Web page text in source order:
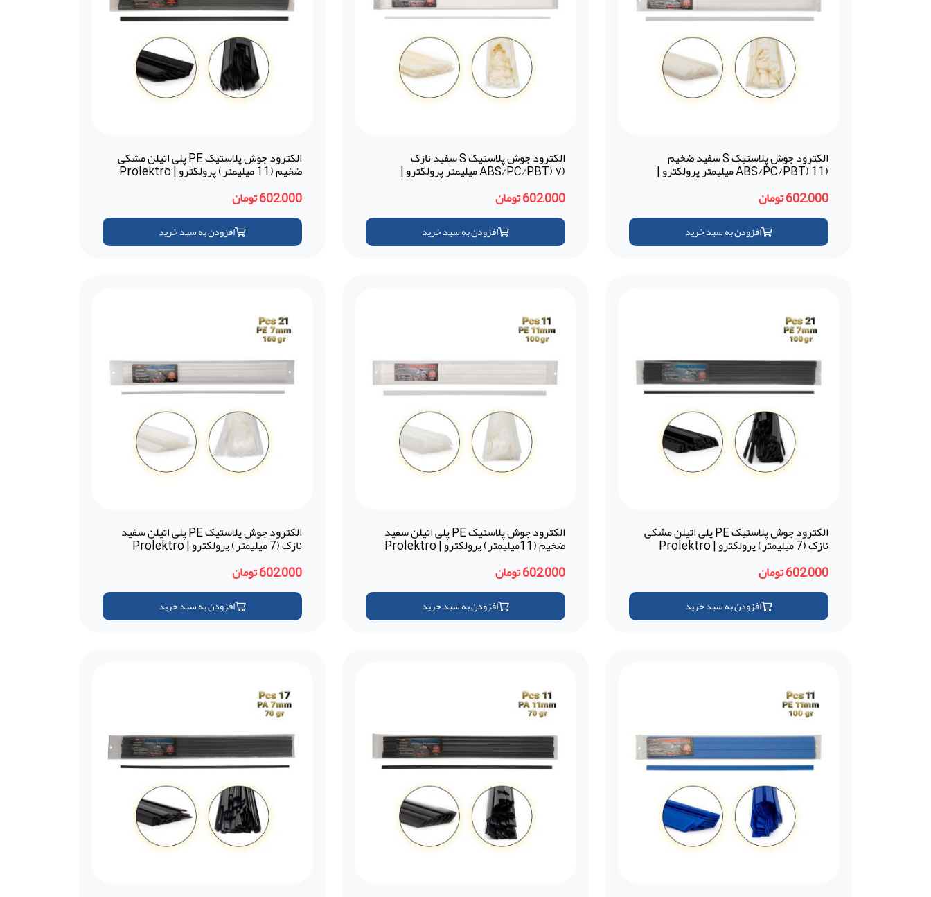
الکترود جوش پلاستیک S سفید ضخیم
(ABS/PC/PBT) 11 میلیمتر پرولکترو |
602,000 تومان
افزودن به سبد خرید
الکترود جوش پلاستیک S سفید نازک
(ABS/PC/PBT) ۷ میلیمتر پرولکترو |
602,000 تومان
افزودن به سبد خرید
الکترود جوش پلاستیک PE پلی اتیلن مشکی
ضخیم (11 میلیمتر) پرولکترو | Prolektro
(ترکیه)
602,000 تومان
افزودن به سبد خرید
الکترود جوش پلاستیک PE پلی اتیلن مشکی
نازک (7 میلیمتر) پرولکترو | Prolektro
(ترکیه)
602,000 تومان
افزودن به سبد خرید
الکترود جوش پلاستیک PE پلی اتیلن سفید
ضخیم (11میلیمتر) پرولکترو | Prolektro
(ترکیه)
602,000 تومان
افزودن به سبد خرید
الکترود جوش پلاستیک PE پلی اتیلن سفید
نازک (7 میلیمتر) پرولکترو | Prolektro
(ترکیه)
602,000 تومان
افزودن به سبد خرید